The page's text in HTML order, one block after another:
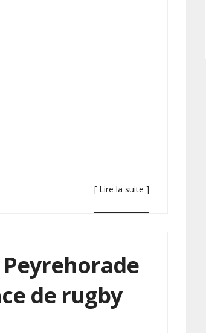
[ Lire la suite ]
de rugby